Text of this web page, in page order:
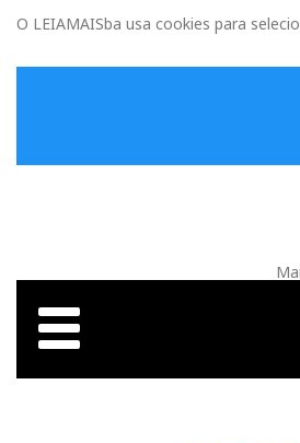
O LEIAMAISba usa cookies para